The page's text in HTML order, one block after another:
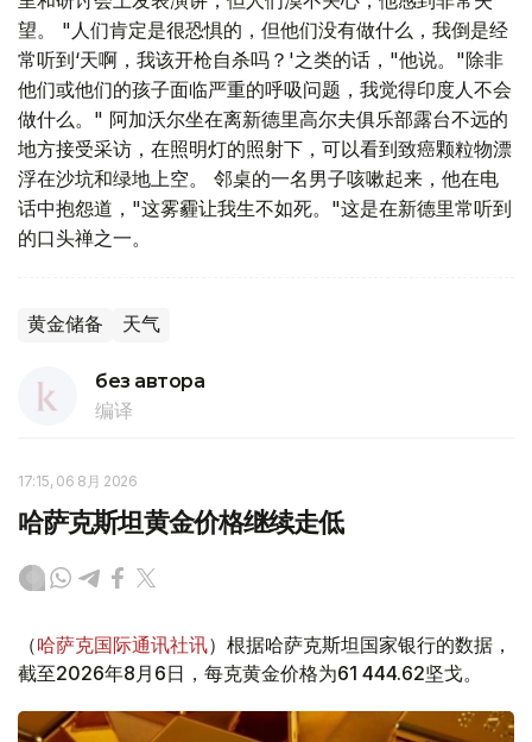
望。 "人们肯定是很恐惧的，但他们没有做什么，我倒是经
常听到‘天啊，我该开枪自杀吗？'之类的话，"他说。"除非
他们或他们的孩子面临严重的呼吸问题，我觉得印度人不会
做什么。" 阿加沃尔坐在离新德里高尔夫俱乐部露台不远的
地方接受采访，在照明灯的照射下，可以看到致癌颗粒物漂
浮在沙坑和绿地上空。 邻桌的一名男子咳嗽起来，他在电
话中抱怨道，"这雾霾让我生不如死。"这是在新德里常听到
的口头禅之一。
黄金储备 天气
без автора
编译
17:15, 06 8月 2026
哈萨克斯坦黄金价格继续走低
（哈萨克国际通讯社讯）根据哈萨克斯坦国家银行的数据，
截至2026年8月6日，每克黄金价格为61 444.62坚戈。